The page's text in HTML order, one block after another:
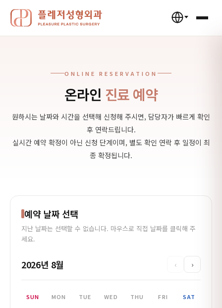
ONLINE RESERVATION
온라인 진료 예약
원하시는 날짜와 시간을 선택해 신청해 주시면, 담당자가 빠르게 확인
후 연락드립니다.
실시간 예약 확정이 아닌 신청 단계이며, 별도 확인 연락 후 일정이 최
종 확정됩니다.
예약 날짜 선택
지난 날짜는 선택할 수 없습니다. 마우스로 직접 날짜를 클릭해 주
세요.
2026년 8월 ‹ ›
SUN MON TUE WED THU FRI SAT